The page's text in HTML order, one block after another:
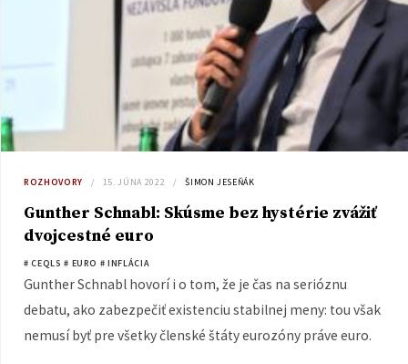
ROZHOVORY 15. JÚNA 2022 ŠIMON JESEŇÁK
Gunther Schnabl: Skúsme bez hystérie zvážiť
dvojcestné euro
# CEQLS # EURO # INFLÁCIA
Gunther Schnabl hovorí i o tom, že je čas na serióznu
debatu, ako zabezpečiť existenciu stabilnej meny: tou však
nemusí byť pre všetky členské štáty eurozóny práve euro.